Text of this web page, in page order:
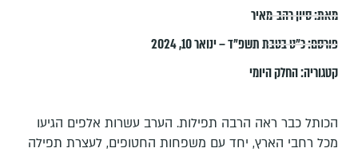
מאת:סיון רהב-מאיר
פורסם:כ״ט בטבת תשפ״ד – ינואר 10, 2024
קטגוריה:החלק היומי
הכותל כבר ראה הרבה תפילות. הערב עשרות אלפים הגיעו
מכל רחבי הארץ, יחד עם משפחות החטופים, לעצרת תפילה